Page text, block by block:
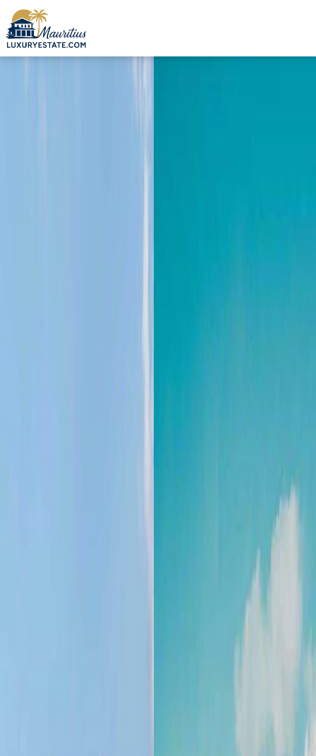
Verkauf Penthouse Beau Champ 922.604 € | MZIMC866